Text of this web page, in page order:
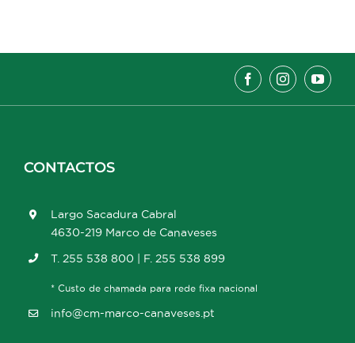
CONTACTOS
Largo Sacadura Cabral
4630-219 Marco de Canaveses
T. 255 538 800 | F. 255 538 899
* Custo de chamada para rede fixa nacional
info@cm-marco-canaveses.pt